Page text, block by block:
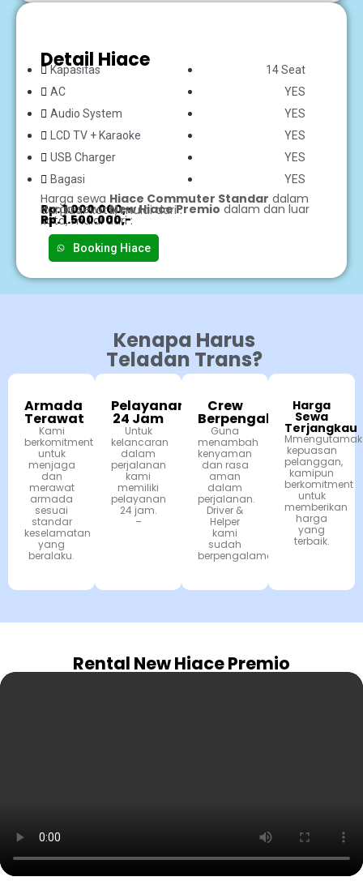
Detail Hiace
Kapasitas
AC
Audio System
LCD TV + Karaoke
USB Charger
Bagasi
14 Seat
YES
YES
YES
YES
YES
Harga sewa Hiace Commuter Standar dalam
dan luar kota, mulai dari :
Rp. 1.000.000,-
Harga sewaNew Hiace Premio dalam dan luar
kota, mulai dari :
Rp. 1.500.000,-
Booking Hiace
Kenapa Harus
Teladan Trans?
Armada
Terawat
Kami
berkomitment
untuk
menjaga
dan
merawat
armada
sesuai
standar
keselamatan
yang
beralaku.
Pelayanan
24 Jam
Untuk
kelancaran
dalam
perjalanan
kami
memiliki
pelayanan
24 jam.
–
Crew
Berpengalaman
Guna
menambah
kenyaman
dan rasa
aman
dalam
perjalanan.
Driver &
Helper
kami
sudah
berpengalaman.
Harga
Sewa
Terjangkau
kepuasan
pelanggan,
kamipun
berkomitment
untuk
memberikan
harga
yang
terbaik.
Rental New Hiace Premio